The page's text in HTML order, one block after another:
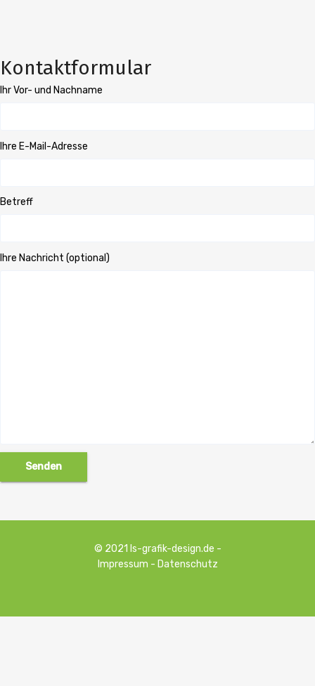
Kontaktformular
Ihr Vor- und Nachname
Ihre E-Mail-Adresse
Betreff
Ihre Nachricht (optional)
© 2021 ls-grafik-design.de -
Impressum - Datenschutz